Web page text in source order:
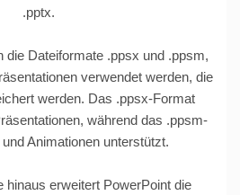
.pptx.
die Dateiformate .ppsx und .ppsm,
verwendet werden, die
werden. Das .ppsx-Format
während das .ppsm-
Animationen unterstützt.
hinaus erweitert PowerPoint die